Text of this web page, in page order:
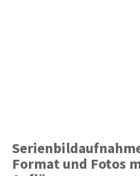
Format und Fotos